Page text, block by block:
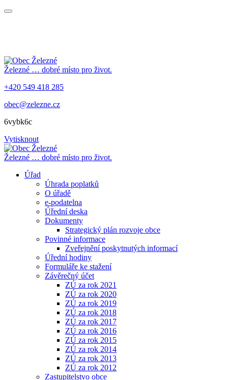
Železné … dobré místo pro život.
+420 549 418 285
obec@zelezne.cz
6vybk6c
Vytisknout
Železné … dobré místo pro život.
Úřad
Úhrada poplatků
O úřadě
e-podatelna
Úřední deska
Dokumenty
Strategický plán rozvoje obce
Povinné informace
Zveřejnění poskytnutých informací
Úřední hodiny
Formuláře ke stažení
Závěrečný účet
ZÚ za rok 2021
ZÚ za rok 2020
ZÚ za rok 2019
ZÚ za rok 2018
ZÚ za rok 2017
ZÚ za rok 2016
ZÚ za rok 2015
ZÚ za rok 2014
ZÚ za rok 2013
ZÚ za rok 2012
Zastupitelstvo obce